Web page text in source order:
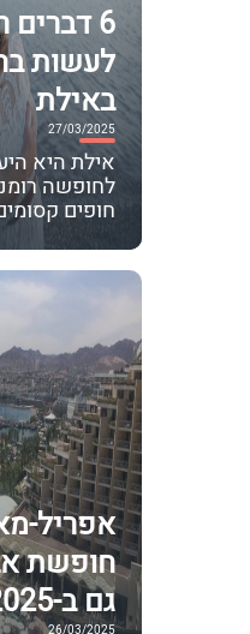
6
לעשות
באילת
27/03/2025
אילת היא
לחופשה
חופים
אפריל-
חופשת
גם ב-2025
26/03/2025